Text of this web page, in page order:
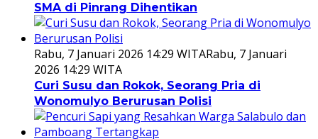
SMA di Pinrang Dihentikan
Rabu, 7 Januari 2026 14:29 WITARabu, 7 Januari
2026 14:29 WITA
Curi Susu dan Rokok, Seorang Pria di
Wonomulyo Berurusan Polisi